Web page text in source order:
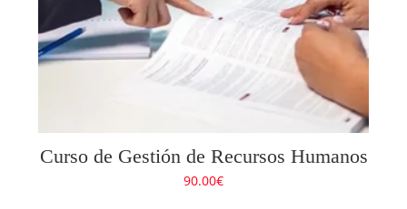
Curso de Gestión de Recursos Humanos
90.00€